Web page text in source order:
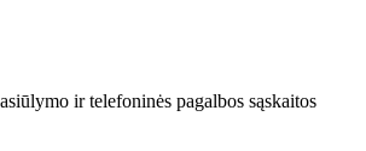
ir telefoninės pagalbos sąskaitos